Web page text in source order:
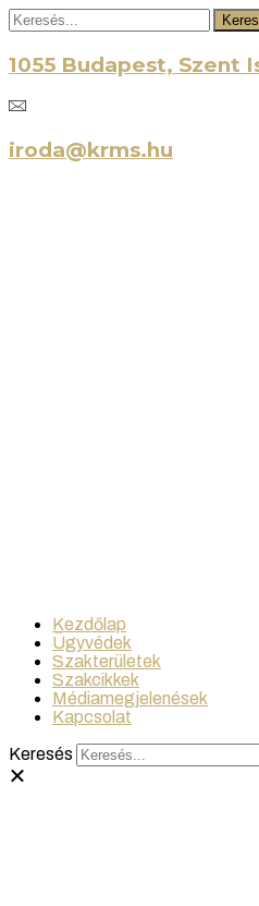
1055 Budapest, Szent
iroda@krms.hu
Kezdőlap
Ügyvédek
Szakterületek
Szakcikkek
Médiamegjelenések
Kapcsolat
Keresés